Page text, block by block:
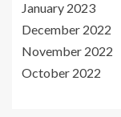
January 2023
December 2022
November 2022
October 2022